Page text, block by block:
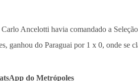
Ancelotti havia comandado a
ganhou do Paraguai por 1 x 0, onde
do Metrópoles